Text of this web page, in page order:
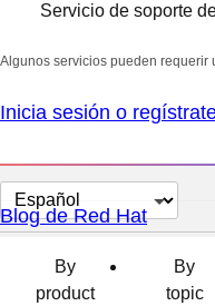
Servicio de soporte
Algunos servicios pueden requerir
Inicia sesión o
Cambiar
el
idioma
Blog de Red Hat
By
product
By
topic